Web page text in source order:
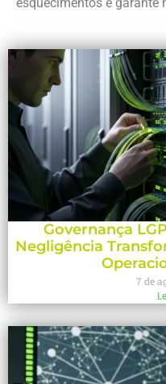
Governança
Negligência
7 de